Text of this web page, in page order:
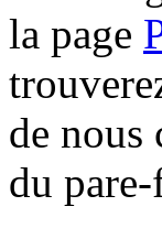
la page
de nous
du